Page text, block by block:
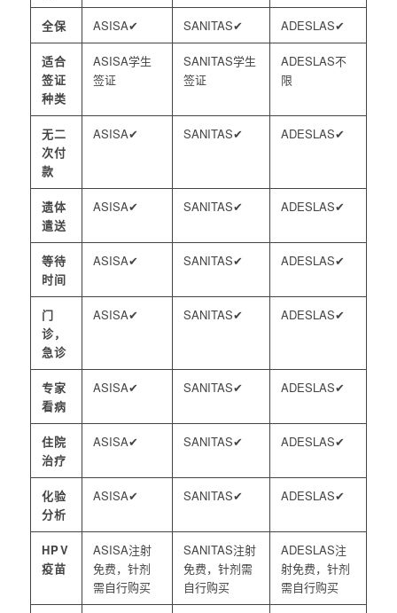
全保 ✔ ✔ ✔
适合
签证
种类
学生
签证
学生
签证
不
限
无二
次付
款
✔ ✔ ✔
遗体
遣送
✔ ✔ ✔
等待
时间
✔ ✔ ✔
门
诊，
急诊
✔ ✔ ✔
专家
看病
✔ ✔ ✔
住院
治疗
✔ ✔ ✔
化验
分析
✔ ✔ ✔
HPV
疫苗
注射
免费，针剂
需自行购买
注射
免费，针剂需
自行购买
注
射免费，针剂
需自行购买